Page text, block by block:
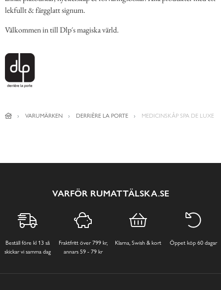
lekfullt & färgglatt signum.
Välkommen in till Dlp´s magiska värld.
VARUMÄRKEN DERRIÈRE LA PORTE MEDICINSKÅP SPA DE LUXE
VARFÖR RUMATTÄLSKA.SE
Beställ före kl 13 så
skickar vi samma dag
Fraktfritt över 799 kr,
annars 59 - 79 kr
Klarna, Swish & kort Öppet köp 60 dagar